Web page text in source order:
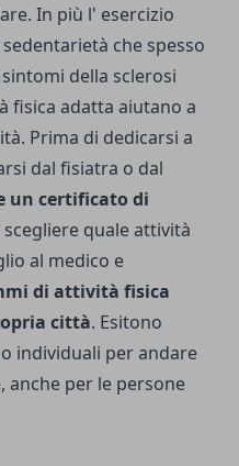
In più l' esercizio
che spesso
della sclerosi
fisica adatta aiutano a
Prima di dedicarsi a
dal fisiatra o dal
un certificato di
quale attività
al medico e
di attività fisica
città. Esitono
individuali per andare
anche per le persone